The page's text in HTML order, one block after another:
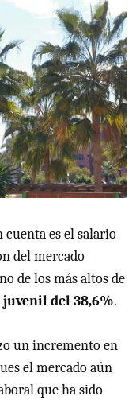
cuenta es el salario
del mercado
de los más altos de
juvenil del 38,6%.
un incremento en
el mercado aún
que ha sido